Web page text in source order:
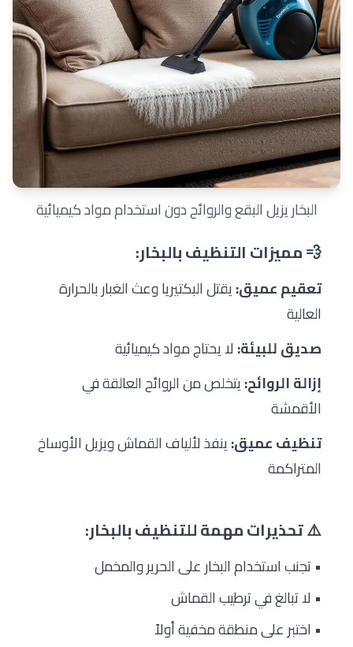
البخار يزيل البقع والروائح دون استخدام مواد كيميائية
💨 مميزات التنظيف بالبخار:
تعقيم عميق:يقتل البكتيريا وعث الغبار بالحرارة
العالية
صديق للبيئة: لا يحتاج مواد كيميائية
إزالة الروائح:يتخلص من الروائح العالقة في
الأقمشة
تنظيف عميق:ينفذ لألياف القماش ويزيل الأوساخ
المتراكمة
⚠️ تحذيرات مهمة للتنظيف بالبخار:
• تجنب استخدام البخار على الحرير والمخمل
• لا تبالغ في ترطيب القماش
• اختبر على منطقة مخفية أولاً